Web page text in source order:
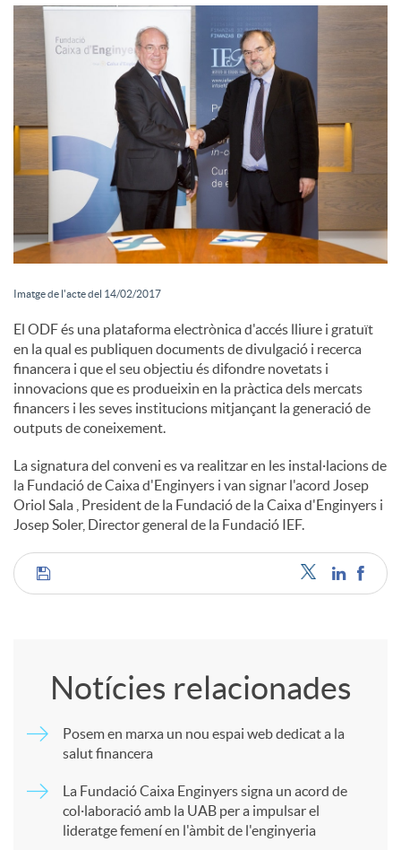
l
Imatge de l'acte del 14/02/2017
El ODF és una plataforma electrònica d'accés lliure i gratuït
en la qual es publiquen documents de divulgació i recerca
financera i que el seu objectiu és difondre novetats i
innovacions que es produeixin en la pràctica dels mercats
financers i les seves institucions mitjançant la generació de
outputs de coneixement.
La signatura del conveni es va realitzar en les instal·lacions de
la Fundació de Caixa d'Enginyers i van signar l'acord Josep
Oriol Sala , President de la Fundació de la Caixa d'Enginyers i
Josep Soler, Director general de la Fundació IEF.
C
m
Notícies relacionades
Posem en marxa un nou espai web dedicat a la
salut financera
La Fundació Caixa Enginyers signa un acord de
col·laboració amb la UAB per a impulsar el
lideratge femení en l'àmbit de l'enginyeria